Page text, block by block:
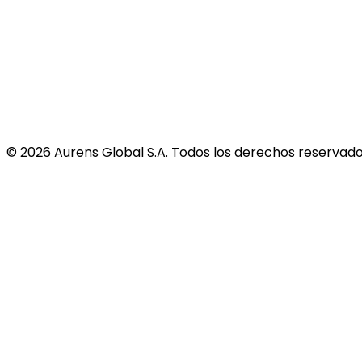
©2026Aurens Global S.A. Todos los derechos